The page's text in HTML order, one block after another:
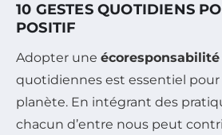
10 GESTES QUOTIDIENS
POSITIF
Adopter une écoresponsabilité
quotidiennes est essentiel
planète. En intégrant des
chacun d’entre nous peut